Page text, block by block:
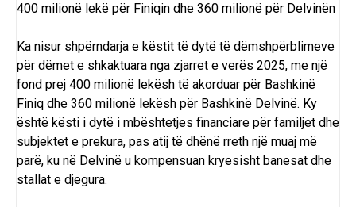
400 milionë lekë për Finiqin dhe 360 milionë për Delvinën
Ka nisur shpërndarja e këstit të dytë të dëmshpërblimeve
për dëmet e shkaktuara nga zjarret e verës 2025, me një
fond prej 400 milionë lekësh të akorduar për Bashkinë
Finiq dhe 360 milionë lekësh për Bashkinë Delvinë. Ky
është kësti i dytë i mbështetjes financiare për familjet dhe
subjektet e prekura, pas atij të dhënë rreth një muaj më
parë, ku në Delvinë u kompensuan kryesisht banesat dhe
stallat e djegura.